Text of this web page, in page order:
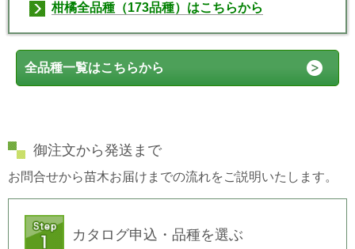
柑橘全品種（173品種）はこちらから
全品種一覧はこちらから
御注文から発送まで
お問合せから苗木お届けまでの流れをご説明いたします。
カタログ申込・品種を選ぶ